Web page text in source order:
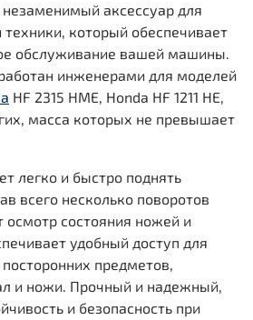
незаменимый аксессуар для
техники, который обеспечивает
обслуживание вашей машины.
инженерами для моделей
HF 2315 HME, Honda HF 1211 HE,
масса которых не превышает
легко и быстро поднять
всего несколько поворотов
осмотр состояния ножей и
удобный доступ для
предметов,
и ножи. Прочный и надежный,
и безопасность при